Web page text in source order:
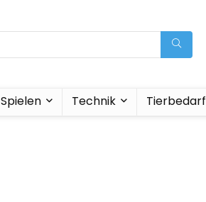
Spielen Technik Tierbedarf